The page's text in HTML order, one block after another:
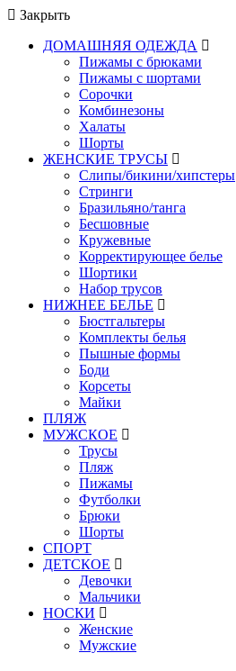
Закрыть
ДОМАШНЯЯ ОДЕЖДА
Пижамы с брюками
Пижамы с шортами
Сорочки
Комбинезоны
Халаты
Шорты
ЖЕНСКИЕ ТРУСЫ
Слипы/бикини/хипстеры
Стринги
Бразильяно/танга
Бесшовные
Кружевные
Корректирующее белье
Шортики
Набор трусов
НИЖНЕЕ БЕЛЬЕ
Бюстгальтеры
Комплекты белья
Пышные формы
Боди
Корсеты
Майки
ПЛЯЖ
МУЖСКОЕ
Трусы
Пляж
Пижамы
Футболки
Брюки
Шорты
СПОРТ
ДЕТСКОЕ
Девочки
Мальчики
НОСКИ
Женские
Мужские